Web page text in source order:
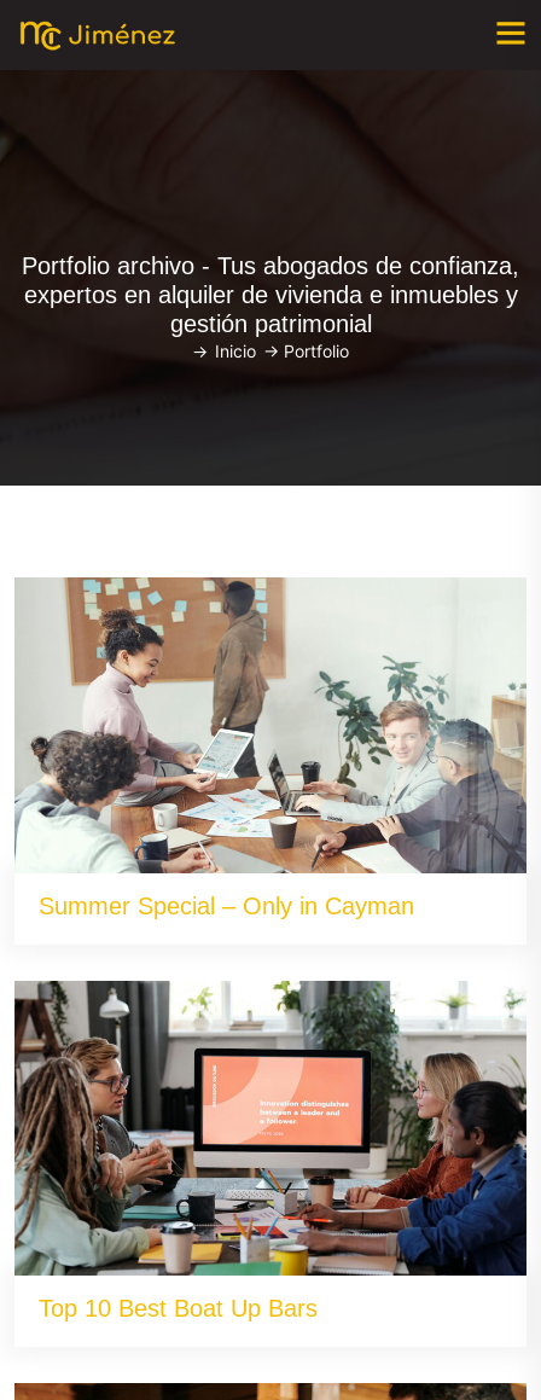
Portfolio archivo - Tus abogados de confianza,
expertos en alquiler de vivienda e inmuebles y
gestión patrimonial
-> Inicio -> Portfolio
Summer Special – Only in Cayman
Top 10 Best Boat Up Bars